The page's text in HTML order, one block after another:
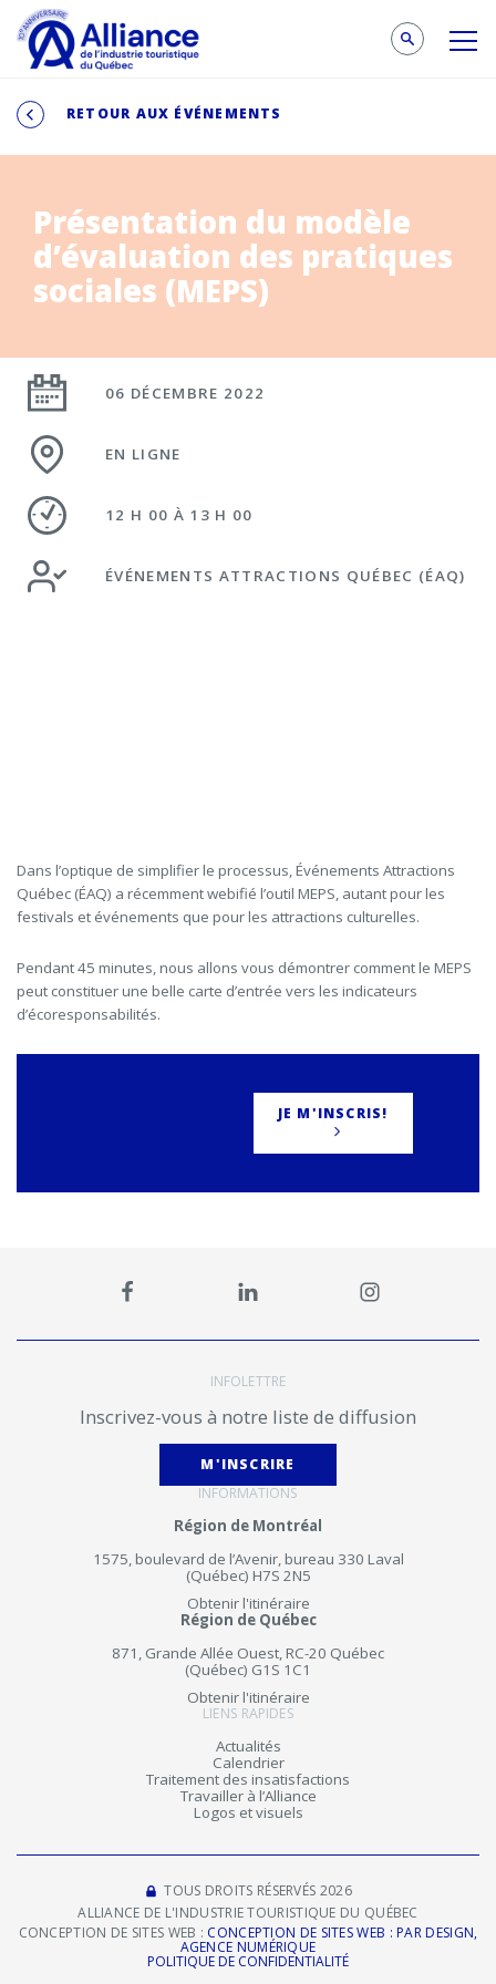
RETOUR AUX ÉVÉNEMENTS
Présentation du modèle
d’évaluation des pratiques
sociales (MEPS)
06 DÉCEMBRE 2022
EN LIGNE
12 H 00 À 13 H 00
ÉVÉNEMENTS ATTRACTIONS QUÉBEC (ÉAQ)
Dans l’optique de simplifier le processus, Événements Attractions
Québec (ÉAQ) a récemment webifié l’outil MEPS, autant pour les
festivals et événements que pour les attractions culturelles.
Pendant 45 minutes, nous allons vous démontrer comment le MEPS
peut constituer une belle carte d’entrée vers les indicateurs
d’écoresponsabilités.
JE M'INSCRIS!
INFOLETTRE
Inscrivez-vous à notre liste de diffusion
M'INSCRIRE
INFORMATIONS
Région de Montréal
1575, boulevard de l’Avenir, bureau 330 Laval
(Québec) H7S 2N5
Obtenir l'itinéraire
Région de Québec
871, Grande Allée Ouest, RC-20 Québec
(Québec) G1S 1C1
Obtenir l'itinéraire
LIENS RAPIDES
Actualités
Calendrier
Traitement des insatisfactions
Travailler à l’Alliance
Logos et visuels
TOUS DROITS RÉSERVÉS 2026
ALLIANCE DE L'INDUSTRIE TOURISTIQUE DU QUÉBEC
CONCEPTION DE SITES WEB : CONCEPTION DE SITES WEB : PAR DESIGN,
AGENCE NUMÉRIQUE
POLITIQUE DE CONFIDENTIALITÉ